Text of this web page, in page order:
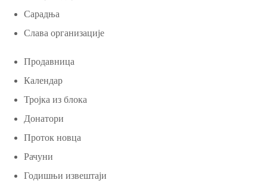
Сарадња
Слава организације
Продавница
Календар
Тројка из блока
Донатори
Проток новца
Рачуни
Годишњи извештаји